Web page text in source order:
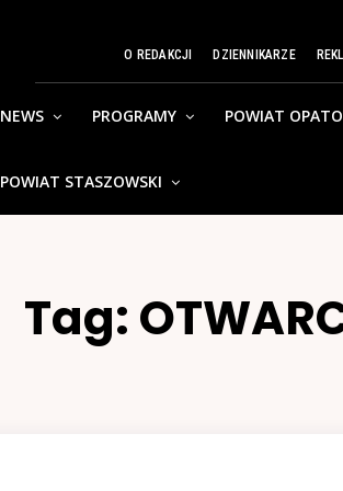
O REDAKCJI DZIENNIKARZE
NEWS PROGRAMY POWIAT
POWIAT STASZOWSKI
Tag: